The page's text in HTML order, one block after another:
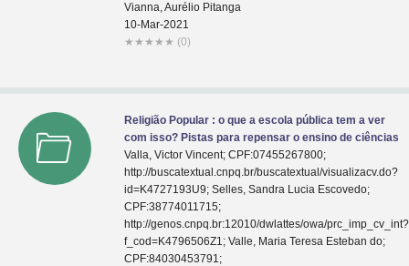
Vianna, Aurélio Pitanga
10-Mar-2021
★ ★ ★ ★ ★ (0)
Religião Popular : o que a escola pública tem a ver
com isso? Pistas para repensar o ensino de ciências
Valla, Victor Vincent; CPF:07455267800;
http://buscatextual.cnpq.br/buscatextual/visualizacv.do?
id=K4727193U9; Selles, Sandra Lucia Escovedo;
CPF:38774011715;
http://genos.cnpq.br:12010/dwlattes/owa/prc_imp_cv_int?
f_cod=K4796506Z1; Valle, Maria Teresa Esteban do;
CPF:84030453791;